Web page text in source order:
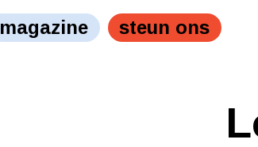
magazine steun ons